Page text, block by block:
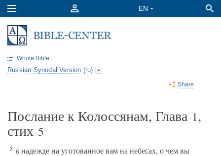
Whole Bible
Russian Synodal Version (ru)
Share
Послание к Колоссянам, Глава 1,
стих 5
5 в надежде на уготованное вам на небесах, о чем вы